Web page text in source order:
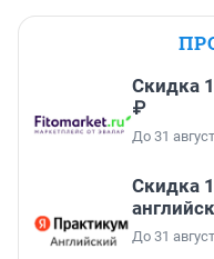
Скидка
₽
До 31
Скидка
До 31